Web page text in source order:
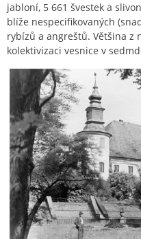
jabloní, 5 661 švestek a
blíže nespecifikovaných
rybízů a angreštů. Většina z
kolektivizaci vesnice v